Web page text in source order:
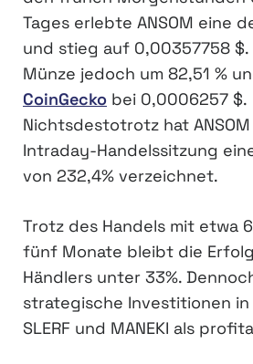
Tages erlebte ANSOM eine
und stieg auf 0,00357758
Münze jedoch um 82,51 %
CoinGecko bei 0,0006257 $.
Nichtsdestotrotz hat
Intraday-Handelssitzung
von 232,4% verzeichnet.
Trotz des Handels mit etwa
fünf Monate bleibt die
Händlers unter 33%.
strategische Investitionen in
SLERF und MANEKI als